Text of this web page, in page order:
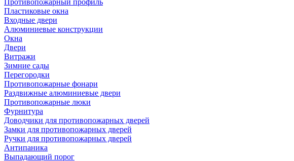
Противопожарный профиль
Пластиковые окна
Входные двери
Алюминиевые конструкции
Окна
Двери
Витражи
Зимние сады
Перегородки
Противопожарные фонари
Раздвижные алюминиевые двери
Противопожарные люки
Фурнитура
Доводчики для противопожарных дверей
Замки для противопожарных дверей
Ручки для противопожарных дверей
Антипаника
Выпадающий порог